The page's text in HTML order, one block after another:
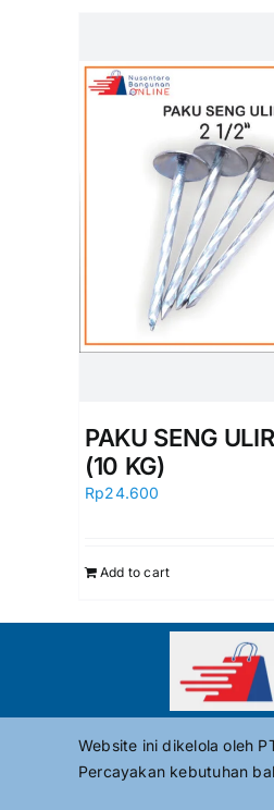
PAKU SENG
(10 KG)
Rp24.600
Add to cart
Website ini dikelola oleh
Percayakan kebutuhan